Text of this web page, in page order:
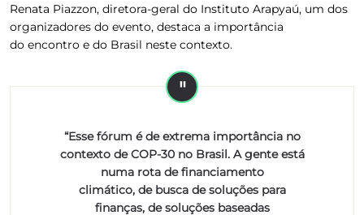
Renata Piazzon, diretora-geral do Instituto Arapyaú, um dos
organizadores do evento, destaca a importância
do encontro e do Brasil neste contexto.
“Esse fórum é de extrema importância no
contexto de COP-30 no Brasil. A gente está
numa rota de financiamento
climático, de busca de soluções para
finanças, de soluções baseadas